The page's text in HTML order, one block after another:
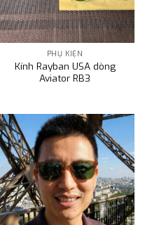
PHỤ KIỆN
Kính Rayban USA dòng
Aviator RB3